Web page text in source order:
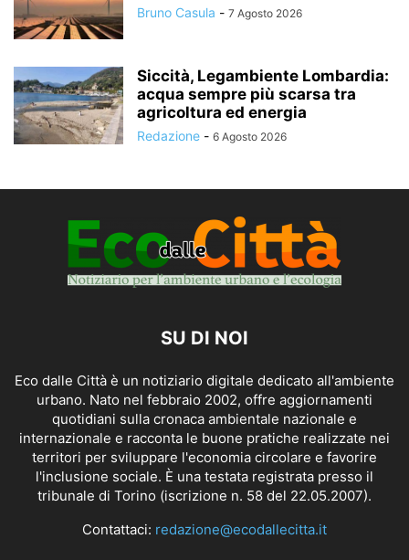
Bruno Casula - 7 Agosto 2026
Siccità, Legambiente Lombardia:
acqua sempre più scarsa tra
agricoltura ed energia
Redazione - 6 Agosto 2026
SU DI NOI
Eco dalle Città è un notiziario digitale dedicato all'ambiente
urbano. Nato nel febbraio 2002, offre aggiornamenti
quotidiani sulla cronaca ambientale nazionale e
internazionale e racconta le buone pratiche realizzate nei
territori per sviluppare l'economia circolare e favorire
l'inclusione sociale. È una testata registrata presso il
tribunale di Torino (iscrizione n. 58 del 22.05.2007).
Contattaci: redazione@ecodallecitta.it